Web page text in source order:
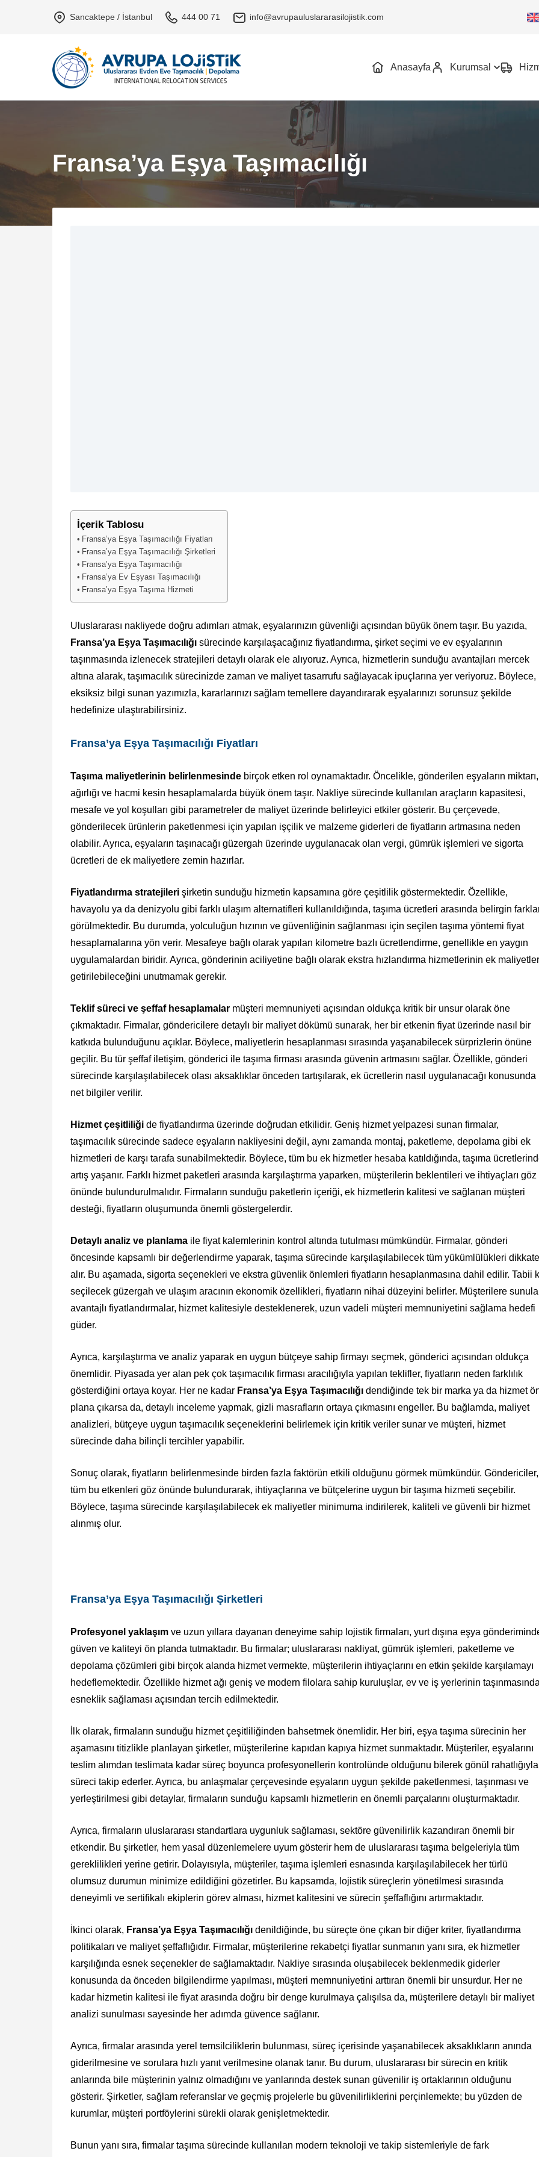
Sancaktepe / İstanbul 444 00 71 info@avrupauluslararasilojistik.com
Anasayfa Kurumsal
Fransa’ya Eşya Taşımacılığı
İçerik Tablosu
Fransa’ya Eşya Taşımacılığı Fiyatları
Fransa’ya Eşya Taşımacılığı Şirketleri
Fransa’ya Eşya Taşımacılığı
Fransa’ya Ev Eşyası Taşımacılığı
Fransa’ya Eşya Taşıma Hizmeti
Uluslararası nakliyede doğru adımları atmak, eşyalarınızın güvenliği açısından büyük önem taşır. Bu yazıda,
Fransa’ya Eşya Taşımacılığı sürecinde karşılaşacağınız fiyatlandırma, şirket seçimi ve ev eşyalarının
taşınmasında izlenecek stratejileri detaylı olarak ele alıyoruz. Ayrıca, hizmetlerin sunduğu avantajları mercek
altına alarak, taşımacılık sürecinizde zaman ve maliyet tasarrufu sağlayacak ipuçlarına yer veriyoruz. Böylece,
eksiksiz bilgi sunan yazımızla, kararlarınızı sağlam temellere dayandırarak eşyalarınızı sorunsuz şekilde
hedefinize ulaştırabilirsiniz.
Fransa’ya Eşya Taşımacılığı Fiyatları
Taşıma maliyetlerinin belirlenmesinde birçok etken rol oynamaktadır. Öncelikle, gönderilen eşyaların miktarı,
ağırlığı ve hacmi kesin hesaplamalarda büyük önem taşır. Nakliye sürecinde kullanılan araçların kapasitesi,
mesafe ve yol koşulları gibi parametreler de maliyet üzerinde belirleyici etkiler gösterir. Bu çerçevede,
gönderilecek ürünlerin paketlenmesi için yapılan işçilik ve malzeme giderleri de fiyatların artmasına neden
olabilir. Ayrıca, eşyaların taşınacağı güzergah üzerinde uygulanacak olan vergi, gümrük işlemleri ve sigorta
ücretleri de ek maliyetlere zemin hazırlar.
Fiyatlandırma stratejileri şirketin sunduğu hizmetin kapsamına göre çeşitlilik göstermektedir. Özellikle,
havayolu ya da denizyolu gibi farklı ulaşım alternatifleri kullanıldığında, taşıma ücretleri arasında belirgin
görülmektedir. Bu durumda, yolculuğun hızının ve güvenliğinin sağlanması için seçilen taşıma yöntemi fiyat
hesaplamalarına yön verir. Mesafeye bağlı olarak yapılan kilometre bazlı ücretlendirme, genellikle en yaygın
uygulamalardan biridir. Ayrıca, gönderinin aciliyetine bağlı olarak ekstra hızlandırma hizmetlerinin ek maliyetler
getirilebileceğini unutmamak gerekir.
Teklif süreci ve şeffaf hesaplamalar müşteri memnuniyeti açısından oldukça kritik bir unsur olarak öne
çıkmaktadır. Firmalar, göndericilere detaylı bir maliyet dökümü sunarak, her bir etkenin fiyat üzerinde nasıl bir
katkıda bulunduğunu açıklar. Böylece, maliyetlerin hesaplanması sırasında yaşanabilecek sürprizlerin önüne
geçilir. Bu tür şeffaf iletişim, gönderici ile taşıma firması arasında güvenin artmasını sağlar. Özellikle, gönderi
sürecinde karşılaşılabilecek olası aksaklıklar önceden tartışılarak, ek ücretlerin nasıl uygulanacağı konusunda
net bilgiler verilir.
Hizmet çeşitliliği de fiyatlandırma üzerinde doğrudan etkilidir. Geniş hizmet yelpazesi sunan firmalar,
taşımacılık sürecinde sadece eşyaların nakliyesini değil, aynı zamanda montaj, paketleme, depolama gibi ek
hizmetleri de karşı tarafa sunabilmektedir. Böylece, tüm bu ek hizmetler hesaba katıldığında, taşıma
artış yaşanır. Farklı hizmet paketleri arasında karşılaştırma yaparken, müşterilerin beklentileri ve ihtiyaçları göz
önünde bulundurulmalıdır. Firmaların sunduğu paketlerin içeriği, ek hizmetlerin kalitesi ve sağlanan müşteri
desteği, fiyatların oluşumunda önemli göstergelerdir.
Detaylı analiz ve planlama ile fiyat kalemlerinin kontrol altında tutulması mümkündür. Firmalar, gönderi
öncesinde kapsamlı bir değerlendirme yaparak, taşıma sürecinde karşılaşılabilecek tüm yükümlülükleri dikkate
alır. Bu aşamada, sigorta seçenekleri ve ekstra güvenlik önlemleri fiyatların hesaplanmasına dahil edilir. Tabii
seçilecek güzergah ve ulaşım aracının ekonomik özellikleri, fiyatların nihai düzeyini belirler. Müşterilere
avantajlı fiyatlandırmalar, hizmet kalitesiyle desteklenerek, uzun vadeli müşteri memnuniyetini sağlama hedefi
güder.
Ayrıca, karşılaştırma ve analiz yaparak en uygun bütçeye sahip firmayı seçmek, gönderici açısından oldukça
önemlidir. Piyasada yer alan pek çok taşımacılık firması aracılığıyla yapılan teklifler, fiyatların neden farklılık
gösterdiğini ortaya koyar. Her ne kadar Fransa’ya Eşya Taşımacılığı dendiğinde tek bir marka ya da hizmet
plana çıkarsa da, detaylı inceleme yapmak, gizli masrafların ortaya çıkmasını engeller. Bu bağlamda, maliyet
analizleri, bütçeye uygun taşımacılık seçeneklerini belirlemek için kritik veriler sunar ve müşteri, hizmet
sürecinde daha bilinçli tercihler yapabilir.
Sonuç olarak, fiyatların belirlenmesinde birden fazla faktörün etkili olduğunu görmek mümkündür. Göndericiler,
tüm bu etkenleri göz önünde bulundurarak, ihtiyaçlarına ve bütçelerine uygun bir taşıma hizmeti seçebilir.
Böylece, taşıma sürecinde karşılaşılabilecek ek maliyetler minimuma indirilerek, kaliteli ve güvenli bir hizmet
alınmış olur.
Fransa’ya Eşya Taşımacılığı Şirketleri
Profesyonel yaklaşım ve uzun yıllara dayanan deneyime sahip lojistik firmaları, yurt dışına eşya
güven ve kaliteyi ön planda tutmaktadır. Bu firmalar; uluslararası nakliyat, gümrük işlemleri, paketleme ve
depolama çözümleri gibi birçok alanda hizmet vermekte, müşterilerin ihtiyaçlarını en etkin şekilde karşılamayı
hedeflemektedir. Özellikle hizmet ağı geniş ve modern filolara sahip kuruluşlar, ev ve iş yerlerinin
esneklik sağlaması açısından tercih edilmektedir.
İlk olarak, firmaların sunduğu hizmet çeşitliliğinden bahsetmek önemlidir. Her biri, eşya taşıma sürecinin her
aşamasını titizlikle planlayan şirketler, müşterilerine kapıdan kapıya hizmet sunmaktadır. Müşteriler, eşyalarını
teslim alımdan teslimata kadar süreç boyunca profesyonellerin kontrolünde olduğunu bilerek gönül rahatlığıyla
süreci takip ederler. Ayrıca, bu anlaşmalar çerçevesinde eşyaların uygun şekilde paketlenmesi, taşınması ve
yerleştirilmesi gibi detaylar, firmaların sunduğu kapsamlı hizmetlerin en önemli parçalarını oluşturmaktadır.
Ayrıca, firmaların uluslararası standartlara uygunluk sağlaması, sektöre güvenilirlik kazandıran önemli bir
etkendir. Bu şirketler, hem yasal düzenlemelere uyum gösterir hem de uluslararası taşıma belgeleriyla tüm
gereklilikleri yerine getirir. Dolayısıyla, müşteriler, taşıma işlemleri esnasında karşılaşılabilecek her türlü
olumsuz durumun minimize edildiğini gözetirler. Bu kapsamda, lojistik süreçlerin yönetilmesi sırasında
deneyimli ve sertifikalı ekiplerin görev alması, hizmet kalitesini ve sürecin şeffaflığını artırmaktadır.
İkinci olarak, Fransa’ya Eşya Taşımacılığı denildiğinde, bu süreçte öne çıkan bir diğer kriter, fiyatlandırma
politikaları ve maliyet şeffaflığıdır. Firmalar, müşterilerine rekabetçi fiyatlar sunmanın yanı sıra, ek hizmetler
karşılığında esnek seçenekler de sağlamaktadır. Nakliye sırasında oluşabilecek beklenmedik giderler
konusunda da önceden bilgilendirme yapılması, müşteri memnuniyetini arttıran önemli bir unsurdur. Her ne
kadar hizmetin kalitesi ile fiyat arasında doğru bir denge kurulmaya çalışılsa da, müşterilere detaylı bir maliyet
analizi sunulması sayesinde her adımda güvence sağlanır.
Ayrıca, firmalar arasında yerel temsilciliklerin bulunması, süreç içerisinde yaşanabilecek aksaklıkların anında
giderilmesine ve sorulara hızlı yanıt verilmesine olanak tanır. Bu durum, uluslararası bir sürecin en kritik
anlarında bile müşterinin yalnız olmadığını ve yanlarında destek sunan güvenilir iş ortaklarının olduğunu
gösterir. Şirketler, sağlam referanslar ve geçmiş projelerle bu güvenilirliklerini perçinlemekte; bu yüzden de
kurumlar, müşteri portföylerini sürekli olarak genişletmektedir.
Bunun yanı sıra, firmalar taşıma sürecinde kullanılan modern teknoloji ve takip sistemleriyle de fark